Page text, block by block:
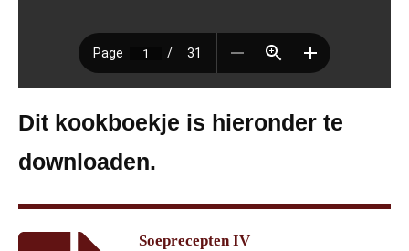
Dit kookboekje is hieronder te
downloaden.
Soeprecepten IV